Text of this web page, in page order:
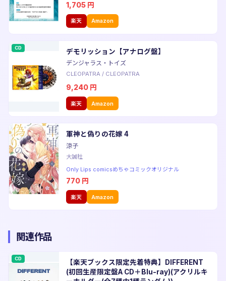
1,705 円
楽天 Amazon
CD デモリッション【アナログ盤】
デンジャラス・トイズ
CLEOPATRA/ CLEOPATRA
9,240 円
楽天 Amazon
軍神と偽りの花嫁 4
涼子
大誠社
Only Lips comicsめちゃコミックオリジナル
770 円
楽天 Amazon
関連作品
CD
【楽天ブックス限定先着特典】DIFFERENT
(初回生産限定盤A CD＋Blu-ray)(アクリルキ